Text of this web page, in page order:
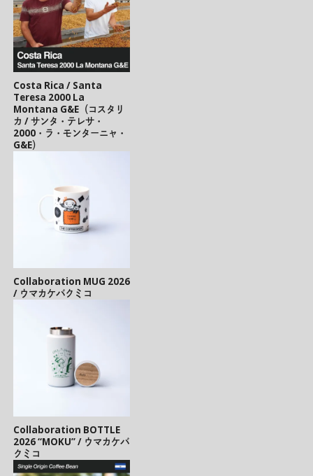
Costa Rica / Santa
Teresa 2000 La
Montana G&E（コスタリ
カ / サンタ・テレサ・
2000・ラ・モンターニャ・
G&E）
Collaboration MUG 2026
/ ウマカケバクミコ
Collaboration BOTTLE
2026 “MOKU” / ウマカケバ
クミコ